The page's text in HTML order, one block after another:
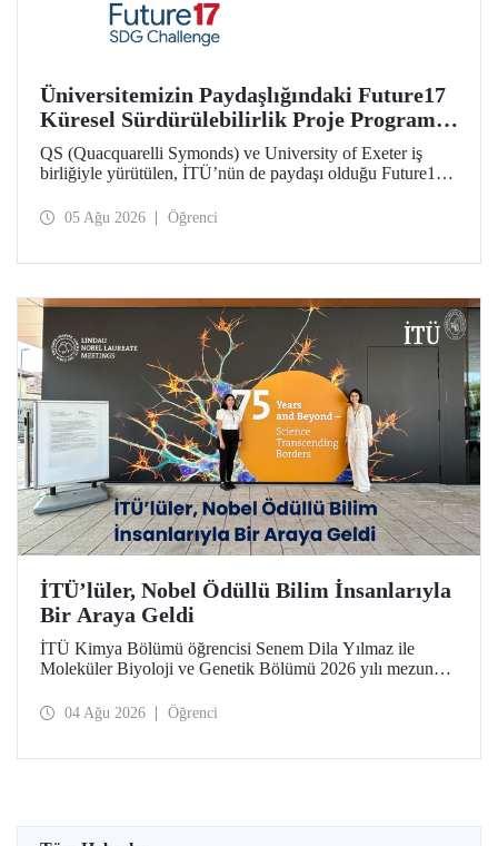
Üniversitemizin Paydaşlığındaki Future17
Küresel Sürdürülebilirlik Proje Programı,
Öğrencilerimizin Başvurularını Bekliyor
QS (Quacquarelli Symonds) ve University of Exeter iş
birliğiyle yürütülen, İTÜ’nün de paydaşı olduğu Future17
öğrenci başvuruları açıldı. Başvurular için son gün 31
05 Ağu 2026 Öğrenci
İTÜ’lüler, Nobel Ödüllü Bilim İnsanlarıyla
Bir Araya Geldi
İTÜ Kimya Bölümü öğrencisi Senem Dila Yılmaz ile
Moleküler Biyoloji ve Genetik Bölümü 2026 yılı mezunu
Etkinliklere Katılım Desteği kapsamında 75’inci Lindau
04 Ağu 2026 Öğrenci